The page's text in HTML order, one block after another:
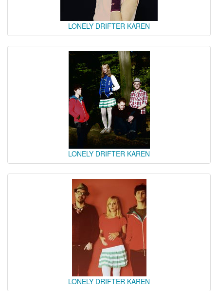
LONELY DRIFTER KAREN
LONELY DRIFTER KAREN
LONELY DRIFTER KAREN